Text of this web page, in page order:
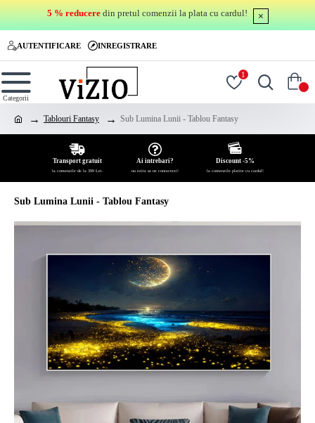
5 % reducere din pretul comenzii la plata cu cardul!
AUTENTIFICARE INREGISTRARE
1
Tablouri Fantasy Sub Lumina Lunii - Tablou Fantasy
Transport gratuit
la comenzile de la 399 Lei.
Ai intrebari?
nu ezita sa ne contactezi!
Discount -5%
la comenzile platite cu cardul!
Sub Lumina Lunii - Tablou Fantasy